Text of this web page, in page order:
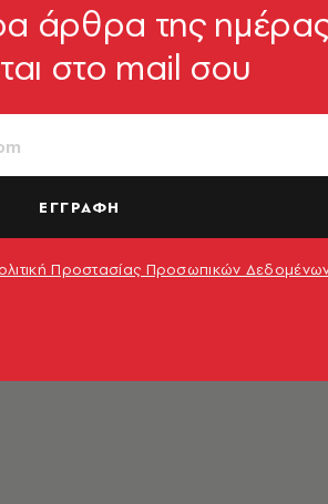
και Μέσων Μαζικής
ταξιδεύει και να ονειρεύεται.
άρθρα της
στο mail σου
ΕΓΓΡΑΦΗ
Προστασίας Προσωπικών